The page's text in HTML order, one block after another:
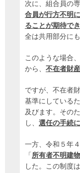
次に、組合員の
合員が行方不明
ることが期待で
全は共用部分に
このような場合
から、 不在者財
ですが、不在者
基準にしている
及びます。そのた
し、 選任の手続
一方、令和５年
「 所有者不明建
した。この制度